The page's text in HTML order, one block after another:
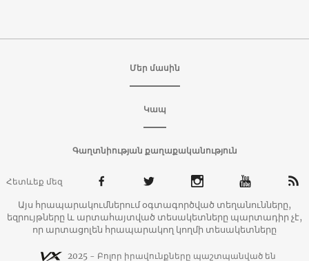
Մեր մասին
Կապ
Գաղտնիության քաղաքականություն
Հետևեք մեզ
Այս հրապարակումներում օգտագործված տեղանունները,
եզրույթները և արտահայտված տեսակետները պարտադիր չէ,
որ արտացոլեն հրապարակող կողմի տեսակետները
2025 - Բոլոր իրավունքները պաշտպանված են